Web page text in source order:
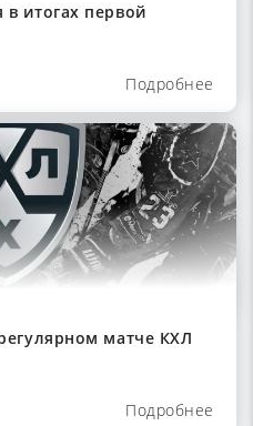
итогах первой
Подробнее
матче КХЛ
Подробнее